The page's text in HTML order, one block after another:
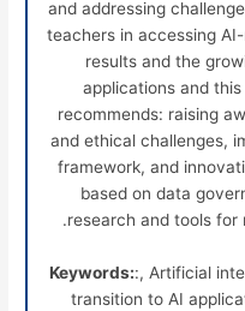
and addressing
teachers in accessing
results and the
applications and
recommends: raising
and ethical challenges,
framework, and
based on data
research and tools for
Keywords::, Artificial
transition to AI